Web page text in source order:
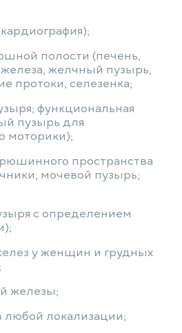
полости (печень,
желчный пузырь,
протоки, селезенка;
функциональная
пузырь для
моторики);
пространства
мочевой пузырь;
с определением
у женщин и грудных
железы;
локализации;